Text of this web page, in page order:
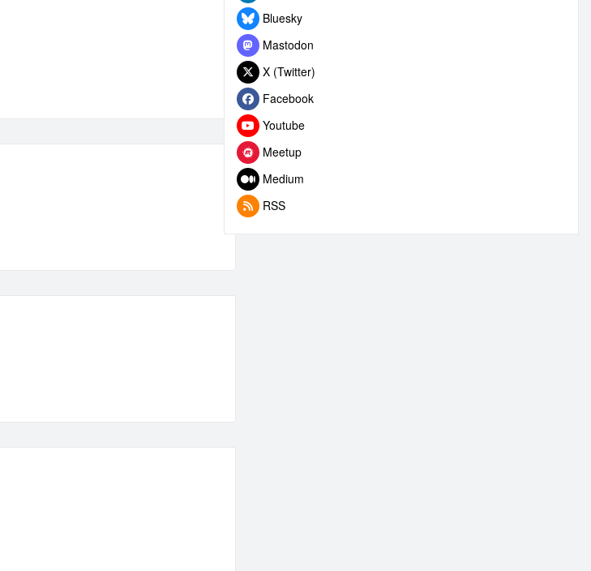
Bluesky
Mastodon
X (Twitter)
Facebook
Youtube
Meetup
Medium
RSS